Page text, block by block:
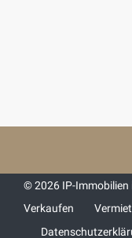
© 2026 IP-Immobilien
Verkaufen